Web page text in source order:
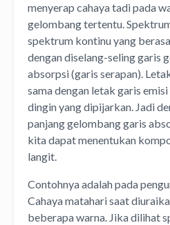
menyerap cahaya tadi pada
gelombang tertentu.
spektrum kontinu yang
dengan diselang-seling garis
absorpsi (garis serapan).
sama dengan letak garis
dingin yang dipijarkan. Jadi
panjang gelombang garis
kita dapat menentukan
langit.
Contohnya adalah pada
Cahaya matahari saat
beberapa warna. Jika dilihat